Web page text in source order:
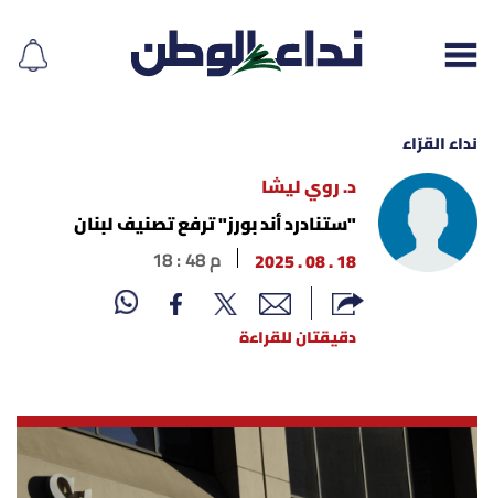
إقرأ الجريدة
لبنان
نداء القرّاء
د. روي ليشا
"ستنادرد أند بورز" ترفع تصنيف لبنان
18 . 08 . 2025
18 : 48 م
دقيقتان للقراءة